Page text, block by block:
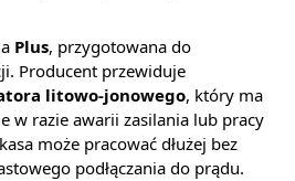
Plus, przygotowana do
Producent przewiduje
litowo-jonowego, który ma
w razie awarii zasilania lub pracy
może pracować dłużej bez
podłączania do prądu.